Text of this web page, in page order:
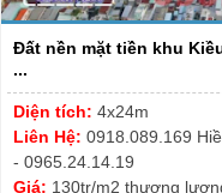
Đất nền mặt tiền khu
...
Diện tích: 4x24m
Liên Hệ: 0918.089.169
- 0965.24.14.19
Giá: 130tr/m2 thương